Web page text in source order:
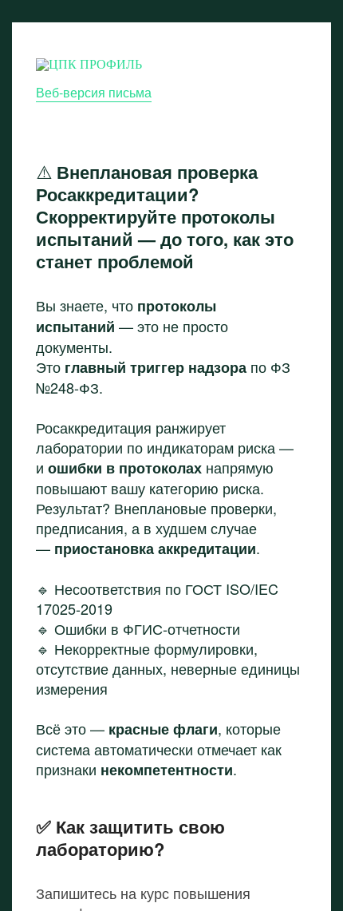
Веб-версия письма
⚠️ Внеплановая проверка
Росаккредитации?
Скорректируйте протоколы
испытаний — до того, как это
станет проблемой
Вы знаете, что протоколы
испытаний — это не просто
документы.
Это главный триггер надзора по ФЗ
№248-ФЗ.
Росаккредитация ранжирует
лаборатории по индикаторам риска —
и ошибки в протоколах напрямую
повышают вашу категорию риска.
Результат? Внеплановые проверки,
предписания, а в худшем случае
— приостановка аккредитации.
🔹 Несоответствия по ГОСТ ISO/IEC
17025-2019
🔹 Ошибки в ФГИС-отчетности
🔹 Некорректные формулировки,
отсутствие данных, неверные единицы
измерения
Всё это — красные флаги, которые
система автоматически отмечает как
признаки некомпетентности.
✅ Как защитить свою
лабораторию?
Запишитесь на курс повышения